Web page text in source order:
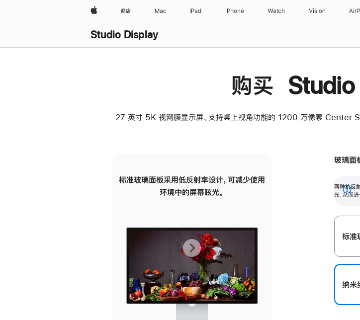
Apple 商店 Mac iPad iPhone Watch Vision
Studio Display
购买 Studio
27 英寸 5K 视网膜显示屏、支持桌上视角功能的 1200 万像素 Center
标准玻璃面板采用低反射率设计，可减少使用
环境中的屏幕眩光。
有高亮光源的场所使用
上
一
张
图
下
一
张
图
玻璃面
两种抗反
光，从而
展
标准
纳米